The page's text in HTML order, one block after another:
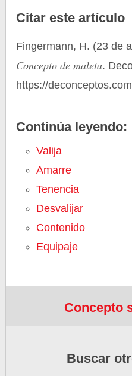
Citar este artículo
Fingermann, H. (23 de
Concepto de maleta.
https://
Continúa leyendo:
Valija
Amarre
Tenencia
Desvalijar
Contenido
Equipaje
Concepto
Buscar